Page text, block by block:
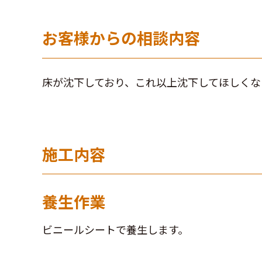
お客様からの相談内容
床が沈下しており、これ以上沈下してほしく
施工内容
養生作業
ビニールシートで養生します。